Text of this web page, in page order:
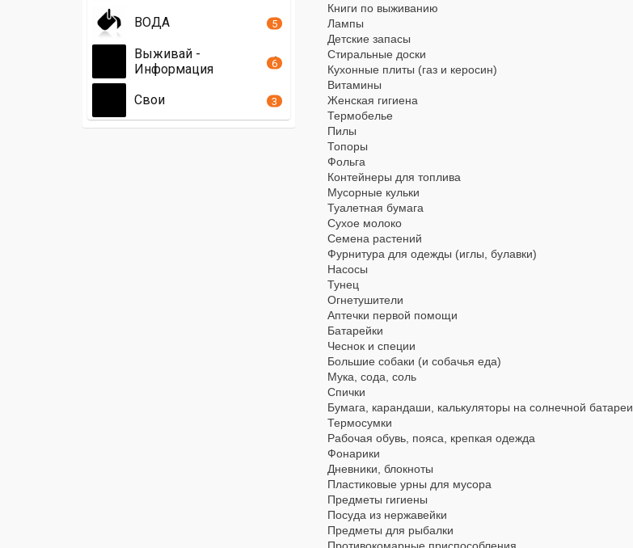
Книги по выживанию
Лампы
Детские запасы
Стиральные доски
Кухонные плиты (газ и керосин)
Витамины
Женская гигиена
Термобелье
Пилы
Топоры
Фольга
Контейнеры для топлива
Мусорные кульки
Туалетная бумага
Сухое молоко
Семена растений
Фурнитура для одежды (иглы, булавки)
Насосы
Тунец
Огнетушители
Аптечки первой помощи
Батарейки
Чеснок и специи
Большие собаки (и собачья еда)
Мука, сода, соль
Спички
Бумага, карандаши, калькуляторы на солнечной батареи
Термосумки
Рабочая обувь, пояса, крепкая одежда
Фонарики
Дневники, блокноты
Пластиковые урны для мусора
Предметы гигиены
Посуда из нержавейки
Предметы для рыбалки
ВОДА 5
Выживай -
Информация
6
Свои 3